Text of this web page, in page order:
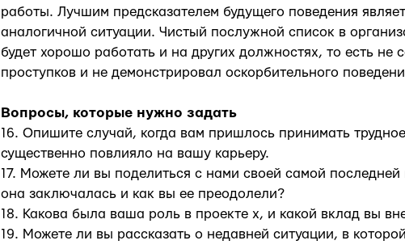
работы. Лучшим предсказателем будущего поведения
аналогичной ситуации. Чистый послужной список в
будет хорошо работать и на других должностях, то есть не
проступков и не демонстрировал оскорбительного
Вопросы, которые нужно задать
16. Опишите случай, когда вам пришлось принимать
существенно повлияло на вашу карьеру.
17. Можете ли вы поделиться с нами своей самой
она заключалась и как вы ее преодолели?
18. Какова была ваша роль в проекте x, и какой вклад вы
19. Можете ли вы рассказать о недавней ситуации, в